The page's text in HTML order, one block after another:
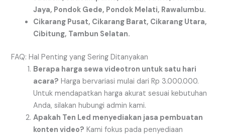
Jaya, Pondok Gede, Pondok Melati, Rawalumbu.
Cikarang Pusat, Cikarang Barat, Cikarang Utara,
Cibitung, Tambun Selatan.
FAQ: Hal Penting yang Sering Ditanyakan
Berapa harga sewa videotron untuk satu hari
acara? Harga bervariasi mulai dari Rp 3.000.000.
Untuk mendapatkan harga akurat sesuai kebutuhan
Anda, silakan hubungi admin kami.
Apakah Ten Led menyediakan jasa pembuatan
konten video? Kami fokus pada penyediaan